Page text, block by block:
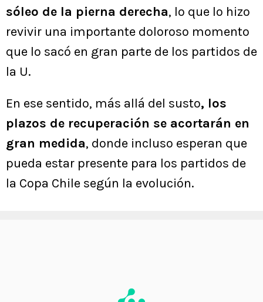
sóleo de la pierna derecha, lo que lo hizo
revivir una importante doloroso momento
que lo sacó en gran parte de los partidos de
la U.
En ese sentido, más allá del susto, los
plazos de recuperación se acortarán en
gran medida, donde incluso esperan que
pueda estar presente para los partidos de
la Copa Chile según la evolución.